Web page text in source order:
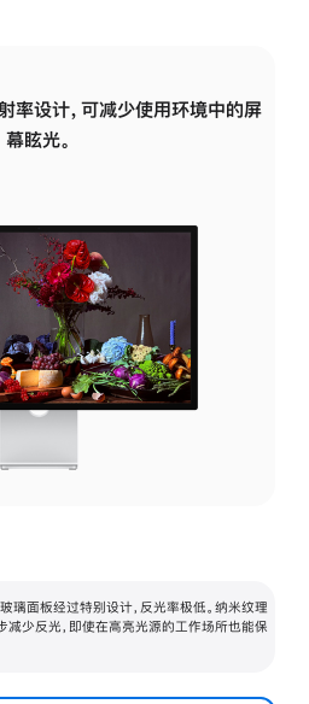
率设计，可减少使用环境中的屏
幕眩光。
璃面板经过特别设计，反光率极低。纳米纹理
减少反光，即使在高亮光源的工作场所也能保